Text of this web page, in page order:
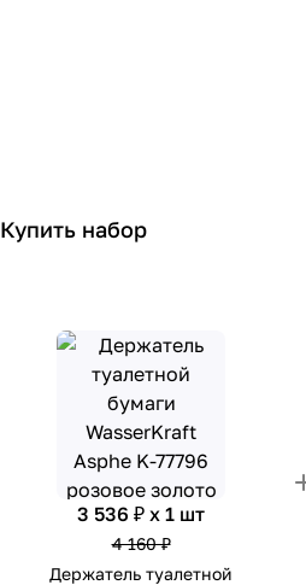
Купить набор
3 536 ₽ x 1 шт
4 160 ₽
Держатель туалетной